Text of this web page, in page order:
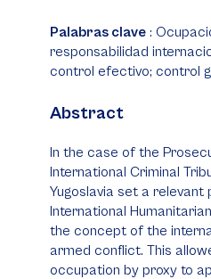
Palabras clave :
responsabilidad
control efectivo; control
Abstract
In the case of the
International Criminal
Yugoslavia set a
International
the concept of the
armed conflict. This
occupation by proxy to